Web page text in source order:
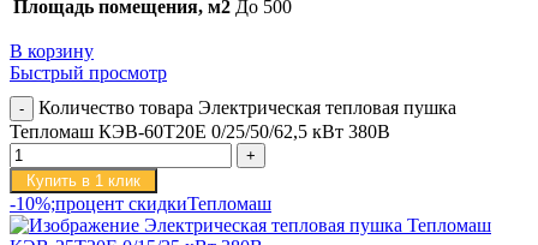
Площадь помещения, м2 До 500
В корзину
Быстрый просмотр
Количество товара Электрическая тепловая пушка
Тепломаш КЭВ-60Т20Е 0/25/50/62,5 кВт 380В
Купить в 1 клик
-10%;процент скидкиТепломаш